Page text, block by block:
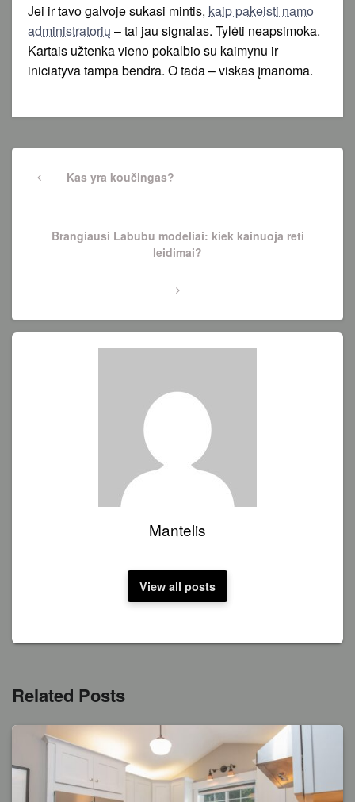
Jei ir tavo galvoje sukasi mintis, kaip pakeisti namo
administratorių – tai jau signalas. Tylėti neapsimoka.
Kartais užtenka vieno pokalbio su kaimynu ir
iniciatyva tampa bendra. O tada – viskas įmanoma.
Navigacija
tarpPreviousKas yra koučingas?
NextBrangiausi Labubu modeliai: kiek kainuoja reti
leidimai?
Mantelis
View all posts
Related Posts